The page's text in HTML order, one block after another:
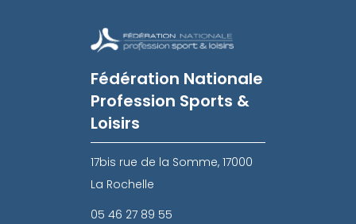
Fédération Nationale
Profession Sports &
Loisirs
17bis rue de la Somme, 17000
La Rochelle
05 46 27 89 55